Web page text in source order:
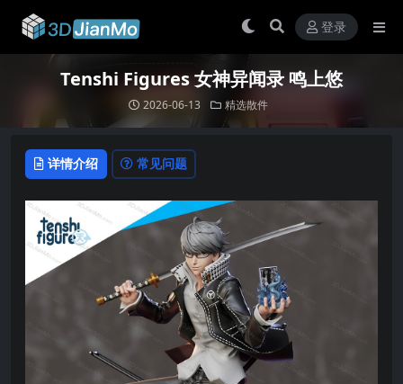
登录
Tenshi Figures 女神异闻录 鸣上悠
2026-06-13 精选散件
详情介绍 常见问题